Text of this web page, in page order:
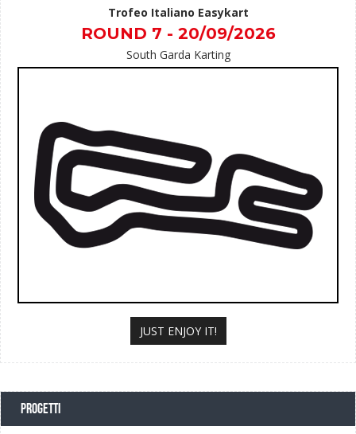
Trofeo Italiano Easykart
ROUND 7 - 20/09/2026
South Garda Karting
JUST ENJOY IT!
PROGETTI